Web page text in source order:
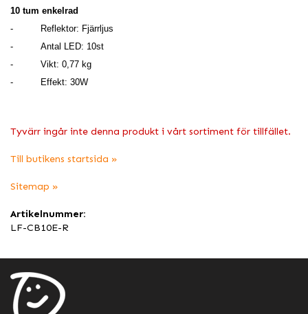
10 tum enkelrad
-
Reflektor: Fjärrljus
-
Antal LED: 10st
-
Vikt: 0,77 kg
-
Effekt: 30W
Tyvärr ingår inte denna produkt i vårt sortiment för tillfället.
Till butikens startsida »
Sitemap »
Artikelnummer:
LF-CB10E-R